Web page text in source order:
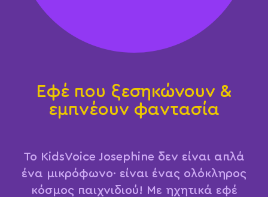
Εφέ που ξεσηκώνουν &
εμπνέουν φαντασία
Το KidsVoice Josephine δεν είναι απλά
ένα μικρόφωνο· είναι ένας ολόκληρος
κόσμος παιχνιδιού! Με ηχητικά εφέ